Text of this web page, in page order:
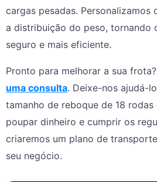
cargas pesadas. Personalizamos
a distribuição do peso, tornando
seguro e mais eficiente.
Pronto para melhorar a sua frota?
uma consulta. Deixe-nos ajudá-
tamanho de reboque de 18 rodas
poupar dinheiro e cumprir os
criaremos um plano de
seu negócio.